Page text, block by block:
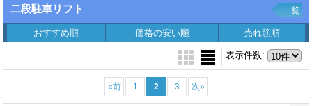
二段駐車リフト 一覧
おすすめ順 価格の安い順 売れ筋順
表示件数:
«前 1 2 3 次»